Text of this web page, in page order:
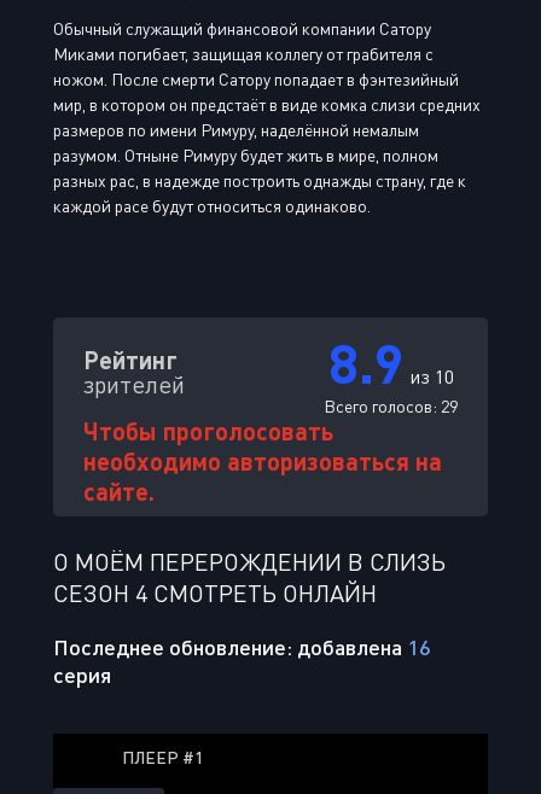
Обычный служащий финансовой компании Сатору
Миками погибает, защищая коллегу от грабителя с
ножом. После смерти Сатору попадает в фэнтезийный
мир, в котором он предстаёт в виде комка слизи средних
размеров по имени Римуру, наделённой немалым
разумом. Отныне Римуру будет жить в мире, полном
разных рас, в надежде построить однажды страну, где к
каждой расе будут относиться одинаково.
Рейтинг
зрителей 8.9 из 10
Всего голосов: 29
Чтобы проголосовать
необходимо авторизоваться на
сайте.
О МОЁМ ПЕРЕРОЖДЕНИИ В СЛИЗЬ
СЕЗОН 4 СМОТРЕТЬ ОНЛАЙН
Последнее обновление: добавлена 16
серия
ПЛЕЕР #1